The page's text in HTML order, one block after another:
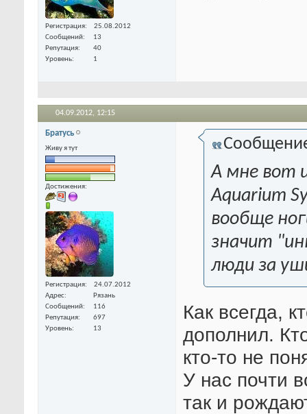
Регистрация
25.08.2012
Сообщений
13
Репутация
40
Уровень
1
04.09.2012, 12:15
Братусь
Живу я тут
Достижения:
Регистрация
24.07.2012
Адрес
Рязань
Сообщений
116
Репутация
697
Уровень
13
А мне вот
Aquarium
вообще
значит
люди за
Как всегда,
дополнил.
кто-то не
У нас почти
так и